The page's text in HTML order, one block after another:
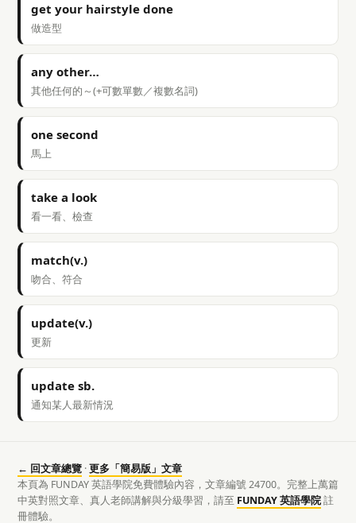
get your hairstyle done
做造型
any other…
其他任何的～(+可數單數／複數名詞)
one second
馬上
take a look
看一看、檢查
match(v.)
吻合、符合
update(v.)
更新
update sb.
通知某人最新情況
← 回文章總覽 ·更多「簡易版」文章
本頁為 FUNDAY 英語學院免費體驗內容，文章編號 24700。完整上萬篇
中英對照文章、真人老師講解與分級學習，請至 FUNDAY 英語學院註
冊體驗。